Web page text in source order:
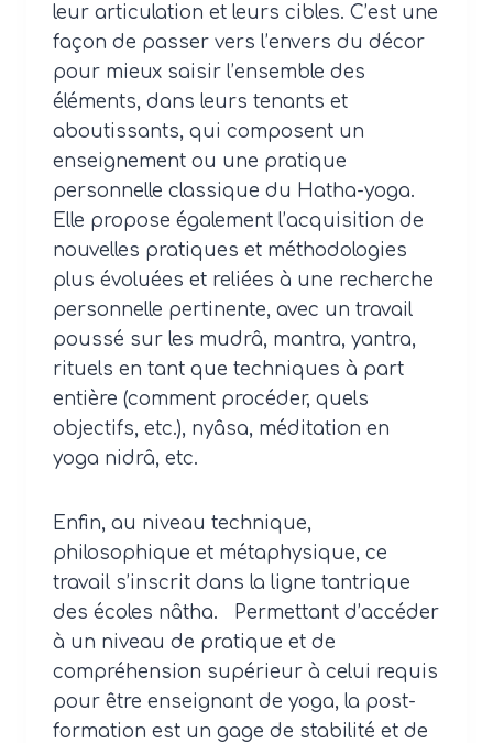
leur articulation et leurs cibles. C’est une
façon de passer vers l’envers du décor
pour mieux saisir l’ensemble des
éléments, dans leurs tenants et
aboutissants, qui composent un
enseignement ou une pratique
personnelle classique du Hatha-yoga.
Elle propose également l’acquisition de
nouvelles pratiques et méthodologies
plus évoluées et reliées à une recherche
personnelle pertinente, avec un travail
poussé sur les mudrâ, mantra, yantra,
rituels en tant que techniques à part
entière (comment procéder, quels
objectifs, etc.), nyâsa, méditation en
yoga nidrâ, etc.
Enfin, au niveau technique,
philosophique et métaphysique, ce
travail s’inscrit dans la ligne tantrique
des écoles nâtha. Permettant d’accéder
à un niveau de pratique et de
compréhension supérieur à celui requis
pour être enseignant de yoga, la post-
formation est un gage de stabilité et de